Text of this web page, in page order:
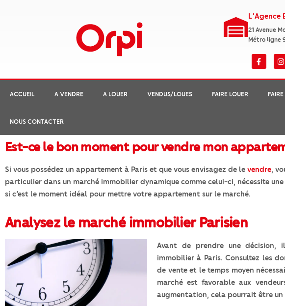
L'Agence
21 Avenue
Métro ligne
ACCUEIL A VENDRE A LOUER VENDUS/LOUES FAIRE LOUER
NOUS CONTACTER
Est-ce le bon moment pour vendre mon
Si vous possédez un appartement à Paris et que vous envisagez de le vendre,
particulier dans un marché immobilier dynamique comme celui-ci, nécessite
si c’est le moment idéal pour mettre votre appartement sur le marché.
Analysez le marché immobilier Parisien
Avant de prendre une décision,
immobilier à Paris. Consultez les
de vente et le temps moyen
marché est favorable aux
augmentation, cela pourrait être